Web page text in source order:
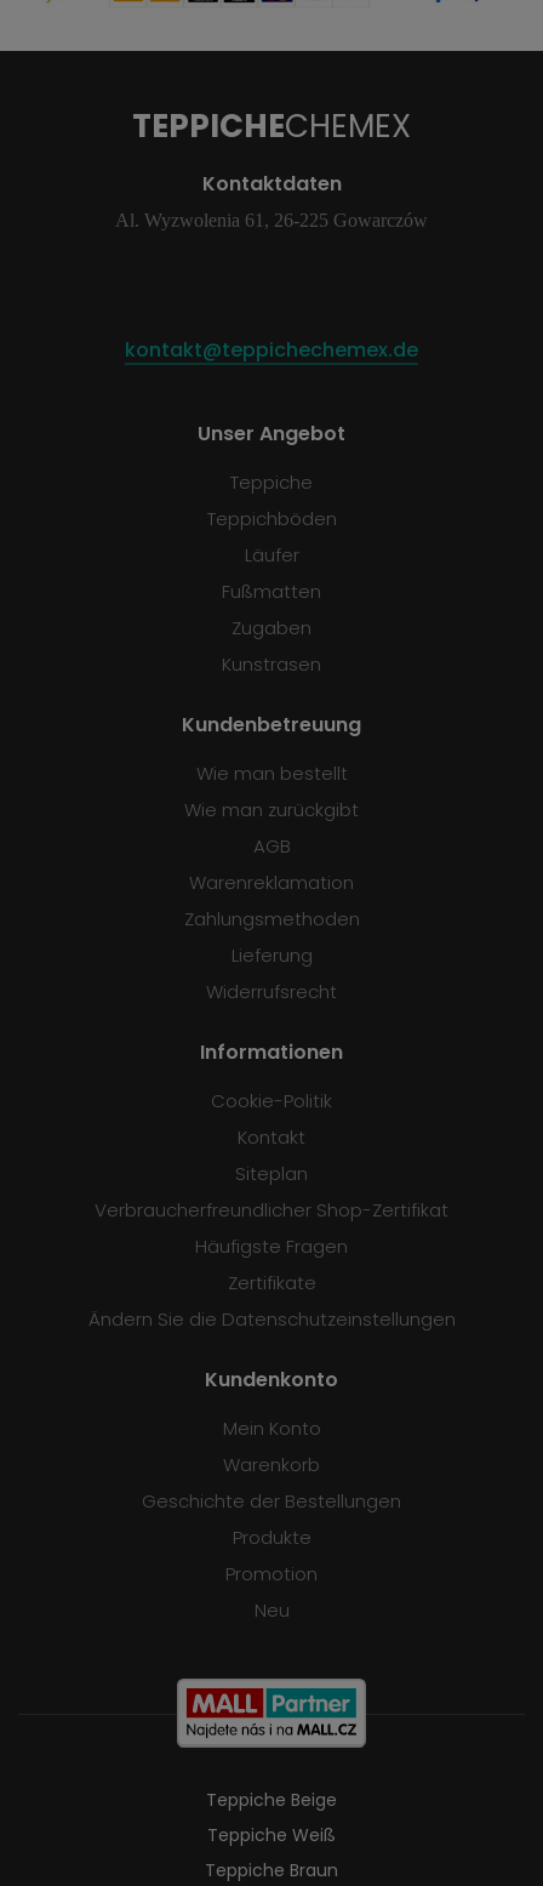
TEPPICHECHEMEX
Kontaktdaten
Al. Wyzwolenia 61, 26-225 Gowarczów
kontakt@teppichechemex.de
Unser Angebot
Teppiche
Teppichböden
Läufer
Fußmatten
Zugaben
Kunstrasen
Kundenbetreuung
Wie man bestellt
Wie man zurückgibt
AGB
Warenreklamation
Zahlungsmethoden
Lieferung
Widerrufsrecht
Informationen
Cookie-Politik
Kontakt
Siteplan
Verbraucherfreundlicher Shop-Zertifikat
Häufigste Fragen
Zertifikate
Ändern Sie die Datenschutzeinstellungen
Kundenkonto
Mein Konto
Warenkorb
Geschichte der Bestellungen
Produkte
Promotion
Neu
Teppiche Beige
Teppiche Weiß
Teppiche Braun